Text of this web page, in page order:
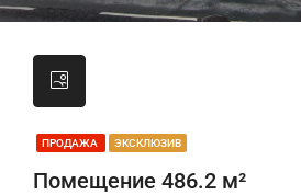
ПРОДАЖА ЭКСКЛЮЗИВ
Помещение 486.2 м²